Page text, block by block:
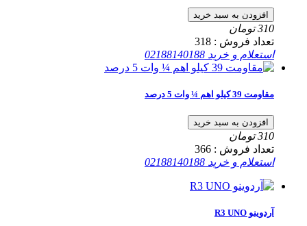
افزودن به سبد خرید
310 تومان
تعداد فروش : 318
استعلام و خرید 02188140188
مقاومت 39 کیلو اهم ¼ وات 5 درصد
افزودن به سبد خرید
310 تومان
تعداد فروش : 366
استعلام و خرید 02188140188
آردوینو R3 UNO